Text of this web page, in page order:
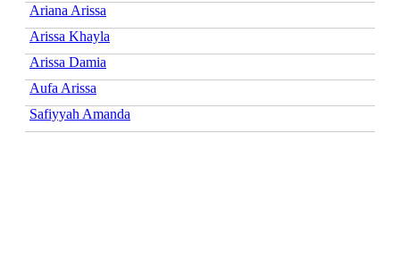
Ariana Arissa
Arissa Khayla
Arissa Damia
Aufa Arissa
Safiyyah Amanda